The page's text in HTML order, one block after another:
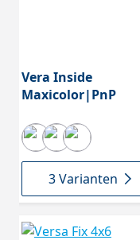
Vera Inside
Maxicolor|PnP
3 Varianten